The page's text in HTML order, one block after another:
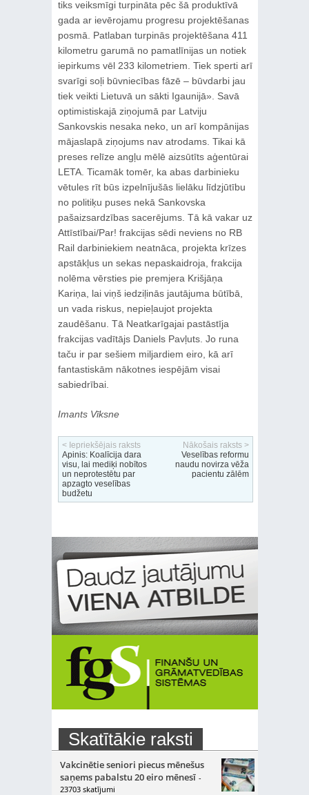
tiks veiksmīgi turpināta pēc šā produktīvā
gada ar ievērojamu progresu projektēšanas
posmā. Patlaban turpinās projektēšana 411
kilometru garumā no pamatlīnijas un notiek
iepirkums vēl 233 kilometriem. Tiek sperti arī
svarīgi soļi būvniecības fāzē – būvdarbi jau
tiek veikti Lietuvā un sākti Igaunijā». Savā
optimistiskajā ziņojumā par Latviju
Sankovskis nesaka neko, un arī kompānijas
mājaslapā ziņojums nav atrodams. Tikai kā
preses relīze angļu mēlē aizsūtīts aģentūrai
LETA. Ticamāk tomēr, ka abas darbinieku
vētules rīt būs izpelnījušās lielāku līdzjūtību
no politiķu puses nekā Sankovska
pašaizsardzības sacerējums. Tā kā vakar uz
Attīstībai/Par! frakcijas sēdi neviens no RB
Rail darbiniekiem neatnāca, projekta krīzes
apstākļus un sekas nepaskaidroja, frakcija
nolēma vērsties pie premjera Krišjāņa
Kariņa, lai viņš iedziļinās jautājuma būtībā,
un vada riskus, nepieļaujot projekta
zaudēšanu. Tā Neatkarīgajai pastāstīja
frakcijas vadītājs Daniels Pavļuts. Jo runa
taču ir par sešiem miljardiem eiro, kā arī
fantastiskām nākotnes iespējām visai
sabiedrībai.
Imants Vīksne
< Iepriekšējais raksts
Apinis: Koalīcija dara
visu, lai mediķi nobītos
un neprotestētu par
apzagto veselības
budžetu
Nākošais raksts >
Veselības reformu
naudu novirza vēža
pacientu zālēm
Skatītākie raksti
Vakcinētie seniori piecus mēnešus
saņems pabalstu 20 eiro mēnesī -
23703 skatījumi